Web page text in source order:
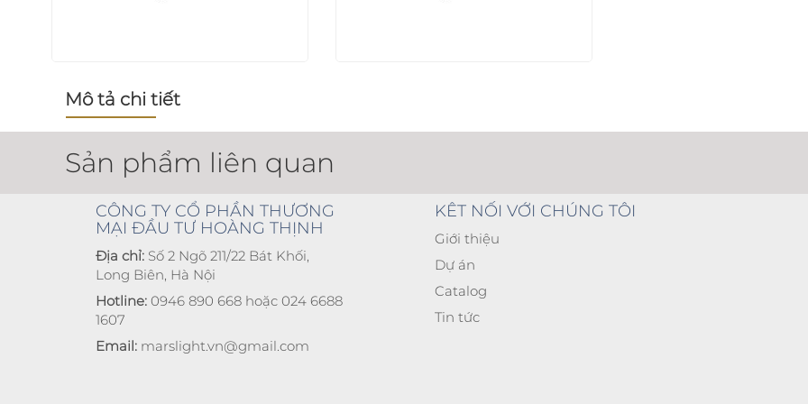
Mô tả chi tiết
Sản phẩm liên quan
CÔNG TY CỔ PHẦN THƯƠNG
MẠI ĐẦU TƯ HOÀNG THỊNH
Địa chỉ: Số 2 Ngõ 211/22 Bát Khối,
Long Biên, Hà Nội
Hotline: 0946 890 668 hoặc 024 6688
1607
Email: marslight.vn@gmail.com
KÊT NỐI VỚI CHÚNG TÔI
Giới thiệu
Dự án
Catalog
Tin tức